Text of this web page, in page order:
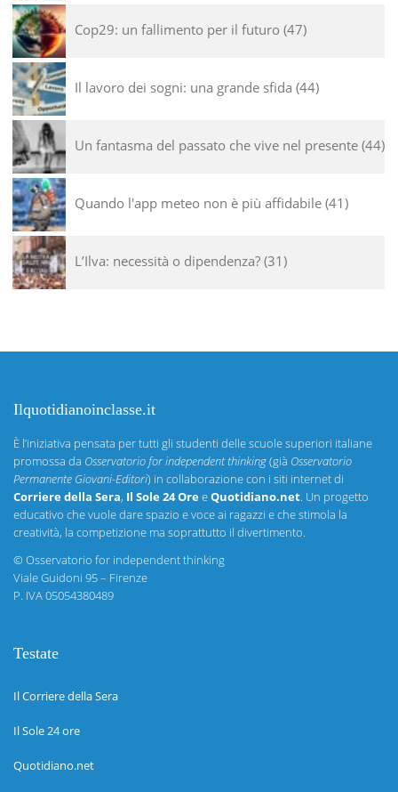
Cop29: un fallimento per il futuro 47
Il lavoro dei sogni: una grande sfida 44
Un fantasma del passato che vive nel presente 44
Quando l'app meteo non è più affidabile 41
L’Ilva: necessità o dipendenza? 31
Ilquotidianoinclasse.it
È l’iniziativa pensata per tutti gli studenti delle scuole superiori italiane
promossa da Osservatorio for independent thinking(già Osservatorio
Permanente Giovani-Editori) in collaborazione con i siti internet di
Corriere della Sera, Il Sole 24 OreeQuotidiano.net. Un progetto
educativo che vuole dare spazio e voce ai ragazzi e che stimola la
creatività, la competizione ma soprattutto il divertimento.
©Osservatorio for independent thinking
Viale Guidoni 95 – Firenze
P. IVA 05054380489
Testate
Il Corriere della Sera
Il Sole 24 ore
Quotidiano.net